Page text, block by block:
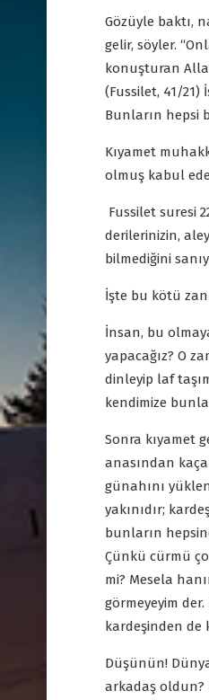
Gözüyle baktı,
gelir, söyler.
konuşturan
(Fussilet, 41/
Bunların hepsi
Kıyamet
olmuş kabul
Fussilet suresi
derilerinizin,
bilmediğini
İşte bu kötü
İnsan, bu
yapacağız? O
dinleyip laf
kendimize
Sonra kıyamet
anasından
günahını
yakınıdır;
bunların
Çünkü cürmü
mi? Mesela
görmeyeyim
kardeşinden de
Düşünün!
arkadaş oldun?